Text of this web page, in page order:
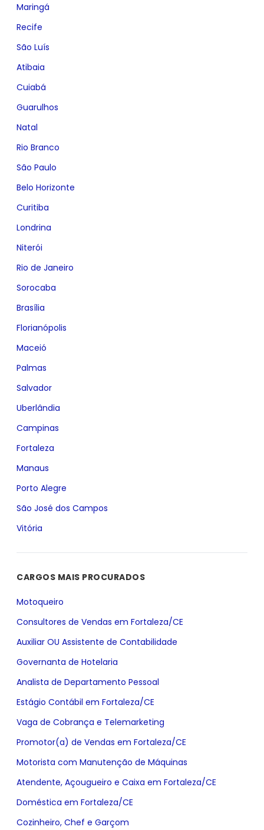
Maringá
Recife
São Luís
Atibaia
Cuiabá
Guarulhos
Natal
Rio Branco
São Paulo
Belo Horizonte
Curitiba
Londrina
Niterói
Rio de Janeiro
Sorocaba
Brasília
Florianópolis
Maceió
Palmas
Salvador
Uberlândia
Campinas
Fortaleza
Manaus
Porto Alegre
São José dos Campos
Vitória
CARGOS MAIS PROCURADOS
Motoqueiro
Consultores de Vendas em Fortaleza/CE
Auxiliar OU Assistente de Contabilidade
Governanta de Hotelaria
Analista de Departamento Pessoal
Estágio Contábil em Fortaleza/CE
Vaga de Cobrança e Telemarketing
Promotor(a) de Vendas em Fortaleza/CE
Motorista com Manutenção de Máquinas
Atendente, Açougueiro e Caixa em Fortaleza/CE
Doméstica em Fortaleza/CE
Cozinheiro, Chef e Garçom